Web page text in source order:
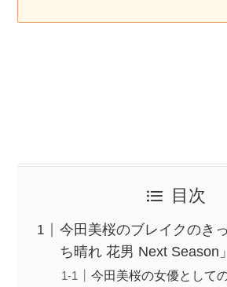
目次
今田美桜のブレイクのき
ち晴れ 花男 Next Season
今田美桜の女優として